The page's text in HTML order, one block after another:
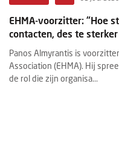
EHMA-voorzitter: “Hoe
contacten, des te
Panos Almyrantis is
Association (EHMA). Hij
de rol die zijn organisa...